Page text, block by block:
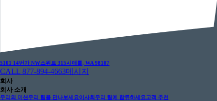
5101 14번가 NW스위트 315시애틀, WA 98107
CALL 877-894-4663메시지
회사
회사 소개
우리의 미션우리 팀을 만나보세요이사회우리 팀에 합류하세요 고객 추천